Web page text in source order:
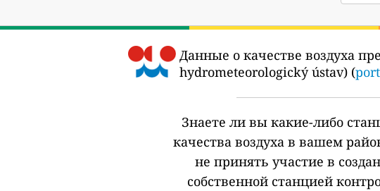
Данные о качестве воздуха
hydrometeorologický ústav) (
Знаете ли вы какие-либо
качества воздуха в вашем
не принять участие в
собственной станцией